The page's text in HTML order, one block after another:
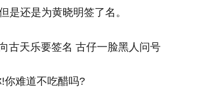
是还是为黄晓明签了名。
你难道不吃醋吗?